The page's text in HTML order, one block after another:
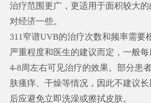
治疗范围更广，更适用于面积较大
对经济一些。
311窄谱UVB的治疗次数和频率需要
严重程度和医生的建议而定，一般
4-8周左右可见治疗的效果。部分患
肤瘙痒、干燥等情况，因此不建议
后应避免立即洗澡或擦拭皮肤。